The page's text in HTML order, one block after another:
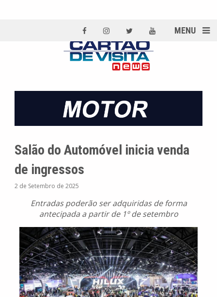
MENU
Salão do Automóvel inicia venda
de ingressos
2 de Setembro de 2025
Entradas poderão ser adquiridas de forma
antecipada a partir de 1º de setembro